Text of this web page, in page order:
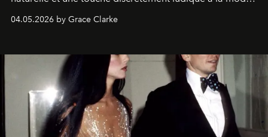
04.05.2026 by Grace Clarke